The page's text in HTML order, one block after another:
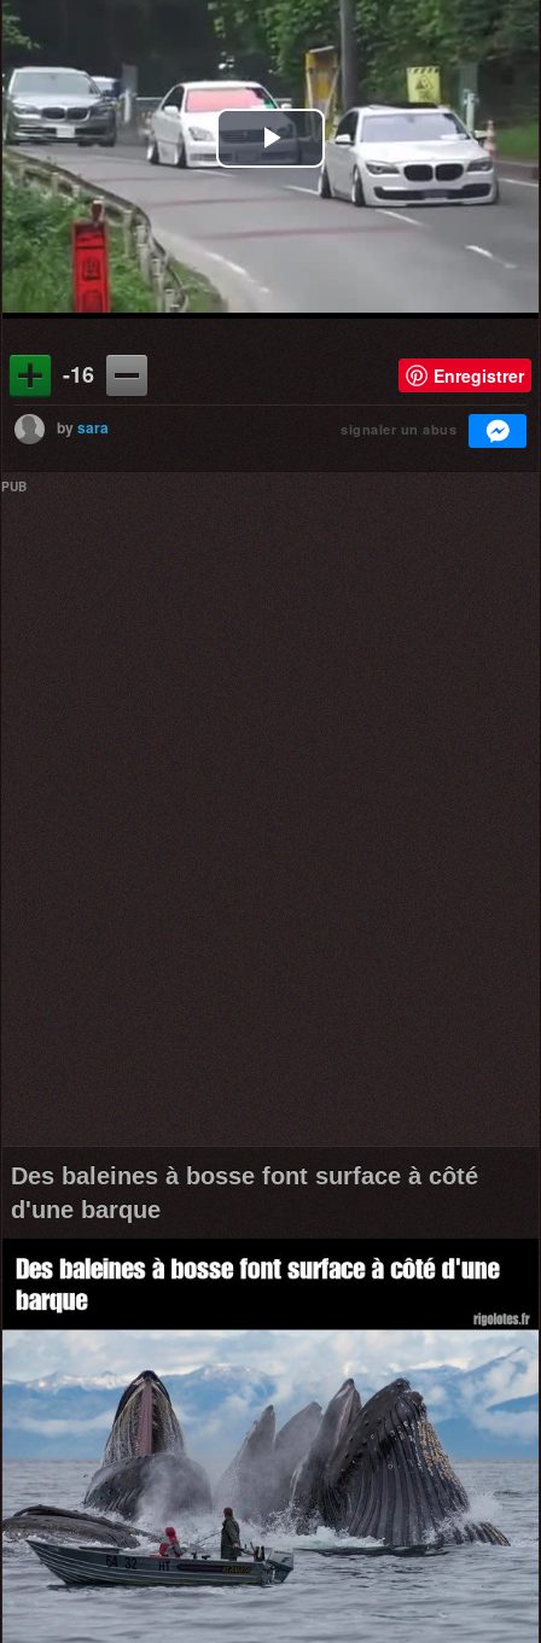
Play
Video
-16 Enregistrer
bysara signaler un abus
PUB
Des baleines à bosse font surface à côté
d'une barque